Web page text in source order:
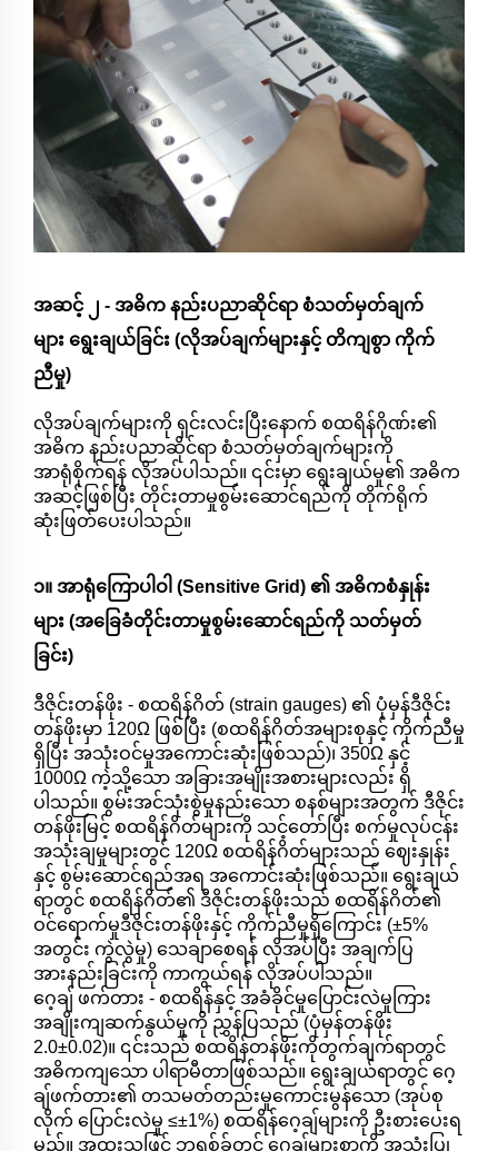
အဆင့် ၂ - အဓိက နည်းပညာဆိုင်ရာ စံသတ်မှတ်ချက်
များ ရွေးချယ်ခြင်း (လိုအပ်ချက်များနှင့် တိကျစွာ ကိုက်
ညီမှု)
လိုအပ်ချက်များကို ရှင်းလင်းပြီးနောက် စထရိန်ဂိုဏ်း၏
အဓိက နည်းပညာဆိုင်ရာ စံသတ်မှတ်ချက်များကို
အာရုံစိုက်ရန် လိုအပ်ပါသည်။ ၎င်းမှာ ရွေးချယ်မှု၏ အဓိက
အဆင့်ဖြစ်ပြီး တိုင်းတာမှုစွမ်းဆောင်ရည်ကို တိုက်ရိုက်
ဆုံးဖြတ်ပေးပါသည်။
၁။ အာရုံကြောပါဝါ (Sensitive Grid) ၏ အဓိကစံနှုန်း
များ (အခြေခံတိုင်းတာမှုစွမ်းဆောင်ရည်ကို သတ်မှတ်
ခြင်း)
ဒီဇိုင်းတန်ဖိုး - စထရိန်ဂိတ် (strain gauges) ၏ ပုံမှန်ဒီဇိုင်း
တန်ဖိုးမှာ 120Ω ဖြစ်ပြီး (စထရိန်ဂိတ်အများစုနှင့် ကိုက်ညီမှု
ရှိပြီး အသုံးဝင်မှုအကောင်းဆုံးဖြစ်သည်)၊ 350Ω နှင့်
1000Ω ကဲ့သို့သော အခြားအမျိုးအစားများလည်း ရှိ
ပါသည်။ စွမ်းအင်သုံးစွဲမှုနည်းသော စနစ်များအတွက် ဒီဇိုင်း
တန်ဖိုးမြင့် စထရိန်ဂိတ်များကို သင့်တော်ပြီး စက်မှုလုပ်ငန်း
အသုံးချမှုများတွင် 120Ω စထရိန်ဂိတ်များသည် ဈေးနှုန်း
နှင့် စွမ်းဆောင်ရည်အရ အကောင်းဆုံးဖြစ်သည်။ ရွေးချယ်
ရာတွင် စထရိန်ဂိတ်၏ ဒီဇိုင်းတန်ဖိုးသည် စထရိန်ဂိတ်၏
ဝင်ရောက်မှုဒီဇိုင်းတန်ဖိုးနှင့် ကိုက်ညီမှုရှိကြောင်း (±5%
အတွင်း ကွဲလွဲမှု) သေချာစေရန် လိုအပ်ပြီး အချက်ပြ
အားနည်းခြင်းကို ကာကွယ်ရန် လိုအပ်ပါသည်။
ဂေ့ချ် ဖက်တား - စထရိန်နှင့် အခံခိုင်မှုပြောင်းလဲမှုကြား
အချိုးကျဆက်နွယ်မှုကို ညွှန်ပြသည် (ပုံမှန်တန်ဖိုး
2.0±0.02)။ ၎င်းသည် စထရိန်တန်ဖိုးကိုတွက်ချက်ရာတွင်
အဓိကကျသော ပါရာမီတာဖြစ်သည်။ ရွေးချယ်ရာတွင် ဂေ့
ချ်ဖက်တား၏ တသမတ်တည်းမှုကောင်းမွန်သော (အုပ်စု
လိုက် ပြောင်းလဲမှု ≤±1%) စထရိန်ဂေ့ချ်များကို ဦးစားပေးရ
မည်။ အထူးသဖြင့် ဘရစ်ခ်တွင် ဂေ့ချ်များစွာကို အသုံးပြု